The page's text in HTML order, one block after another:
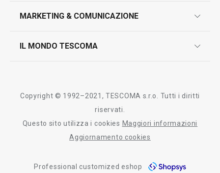
contatti
test sui prodotti
MARKETING & COMUNICAZIONE
IL MONDO TESCOMA
Tescoma nel mondo
informativa whistleblowing
Copyright © 1992–2021, TESCOMA s.r.o. Tutti i diritti
riservati.
Questo sito utilizza i cookies Maggiori informazioni
Aggiornamento cookies
Professional customized eshop